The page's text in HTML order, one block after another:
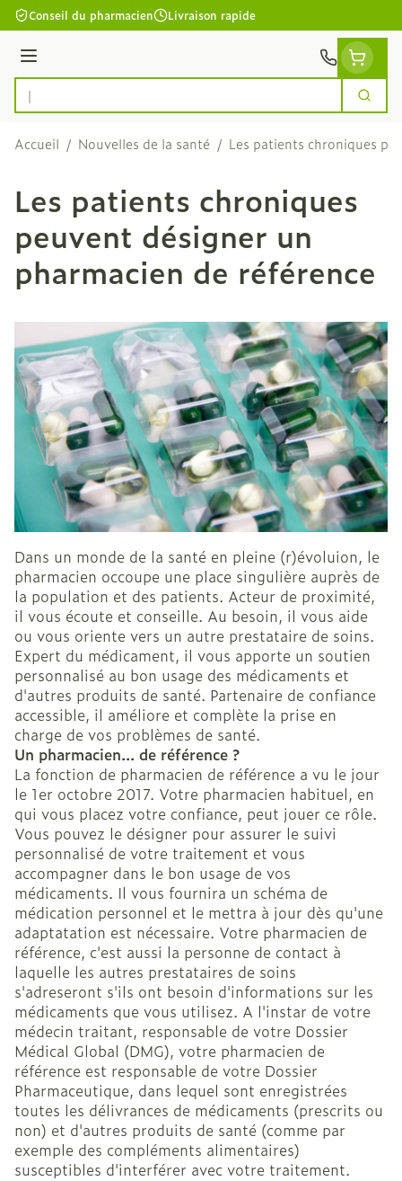
Aller au contenu
Conseil du pharmacien Livraison rapide
Menu
Rechercher
Accueil / Nouvelles de la santé / Les patients chroniques
Les patients chroniques
peuvent désigner un
pharmacien de référence
Dans un monde de la santé en pleine (r)évoluion, le
pharmacien occoupe une place singulière auprès de
la population et des patients. Acteur de proximité,
il vous écoute et conseille. Au besoin, il vous aide
ou vous oriente vers un autre prestataire de soins.
Expert du médicament, il vous apporte un soutien
personnalisé au bon usage des médicaments et
d'autres produits de santé. Partenaire de confiance
accessible, il améliore et complète la prise en
charge de vos problèmes de santé.
Un pharmacien... de référence ?
La fonction de pharmacien de référence a vu le jour
le 1er octobre 2017. Votre pharmacien habituel, en
qui vous placez votre confiance, peut jouer ce rôle.
Vous pouvez le désigner pour assurer le suivi
personnalisé de votre traitement et vous
accompagner dans le bon usage de vos
médicaments. Il vous fournira un schéma de
médication personnel et le mettra à jour dès qu'une
adaptatation est nécessaire. Votre pharmacien de
référence, c'est aussi la personne de contact à
laquelle les autres prestataires de soins
s'adreseront s'ils ont besoin d'informations sur les
médicaments que vous utilisez. A l'instar de votre
médecin traitant, responsable de votre Dossier
Médical Global (DMG), votre pharmacien de
référence est responsable de votre Dossier
Pharmaceutique, dans lequel sont enregistrées
toutes les délivrances de médicaments (prescrits ou
non) et d'autres produits de santé (comme par
exemple des compléments alimentaires)
susceptibles d'interférer avec votre traitement.